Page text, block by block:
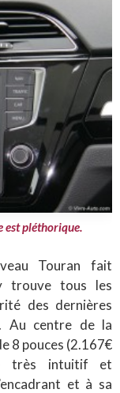
est pléthorique.
Touran fait
trouve tous les
des dernières
Au centre de la
8 pouces (2.167€
très intuitif et
et à sa